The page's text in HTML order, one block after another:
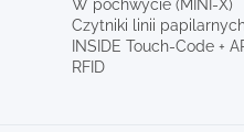
W pochwycie (MINI-X)
Czytniki linii
INSIDE Touch-Code +
RFID